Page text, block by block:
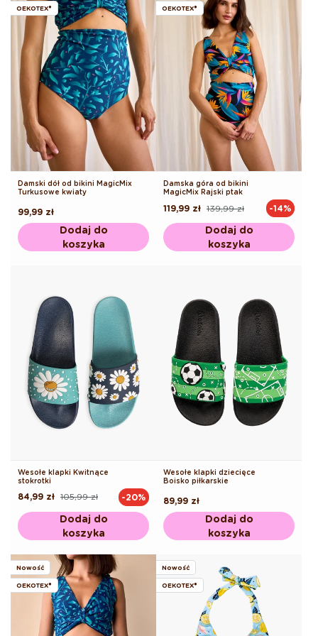
OEKOTEX®
Damski dół od bikini MagicMix
Turkusowe kwiaty
Cena
regularna
99,99 zł
Dodaj do
koszyka
OEKOTEX®
Damska góra od bikini
MagicMix Rajski ptak
Cena
139,99 zł
Cena
119,99 zł -14%
Dodaj do
koszyka
Wesołe klapki Kwitnące
stokrotki
Cena
105,99 zł
Cena
84,99 zł -20%
Dodaj do
koszyka
Wesołe klapki dziecięce
Boisko piłkarskie
Cena
regularna
89,99 zł
Dodaj do
koszyka
Nowość
OEKOTEX®
Nowość
OEKOTEX®